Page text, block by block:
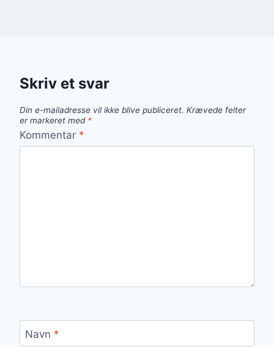
Skriv et svar
Din e-mailadresse vil ikke blive publiceret. Krævede felter
er markeret med *
Kommentar *
Navn *